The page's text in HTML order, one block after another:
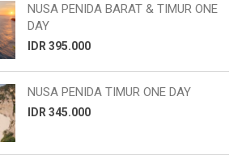
NUSA PENIDA BARAT & TIMUR ONE
DAY
IDR 395.000
NUSA PENIDA TIMUR ONE DAY
IDR 345.000